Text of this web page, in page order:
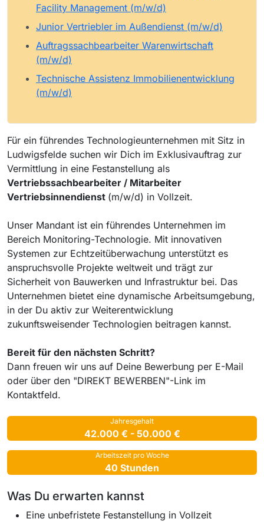
Facility Management (m/w/d)
Junior Vertriebler im Außendienst (m/w/d)
Auftragssachbearbeiter Warenwirtschaft
(m/w/d)
Technische Assistenz Immobilienentwicklung
(m/w/d)
Für ein führendes Technologieunternehmen mit Sitz in
Ludwigsfelde suchen wir Dich im Exklusivauftrag zur
Vermittlung in eine Festanstellung als
Vertriebssachbearbeiter / Mitarbeiter
Vertriebsinnendienst (m/w/d) in Vollzeit.
Unser Mandant ist ein führendes Unternehmen im
Bereich Monitoring-Technologie. Mit innovativen
Systemen zur Echtzeitüberwachung unterstützt es
anspruchsvolle Projekte weltweit und trägt zur
Sicherheit von Bauwerken und Infrastruktur bei. Das
Unternehmen bietet eine dynamische Arbeitsumgebung,
in der Du aktiv zur Weiterentwicklung
zukunftsweisender Technologien beitragen kannst.
Bereit für den nächsten Schritt?
Dann freuen wir uns auf Deine Bewerbung per E-Mail
oder über den "DIREKT BEWERBEN"-Link im
Kontaktfeld.
Jahresgehalt
42.000 € - 50.000 €
Arbeitszeit pro Woche
40 Stunden
Was Du erwarten kannst
Eine unbefristete Festanstellung in Vollzeit